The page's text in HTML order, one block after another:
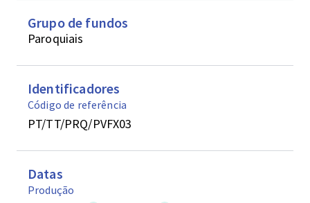
Grupo de fundos
Paroquiais
Identificadores
Código de referência
PT/TT/PRQ/PVFX03
Datas
Produção